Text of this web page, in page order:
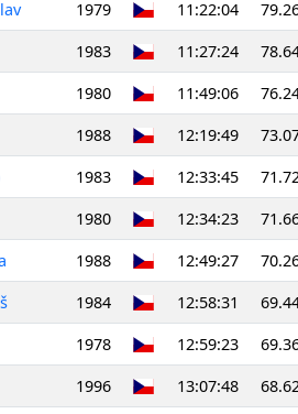
1979 11:22:04
1983 11:27:24
1980 11:49:06
1988 12:19:49
1983 12:33:45
1980 12:34:23
1988 12:49:27
1984 12:58:31
1978 12:59:23
1996 13:07:48